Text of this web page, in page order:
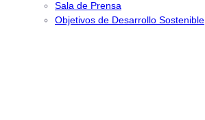
Sala de Prensa
Objetivos de Desarrollo Sostenible